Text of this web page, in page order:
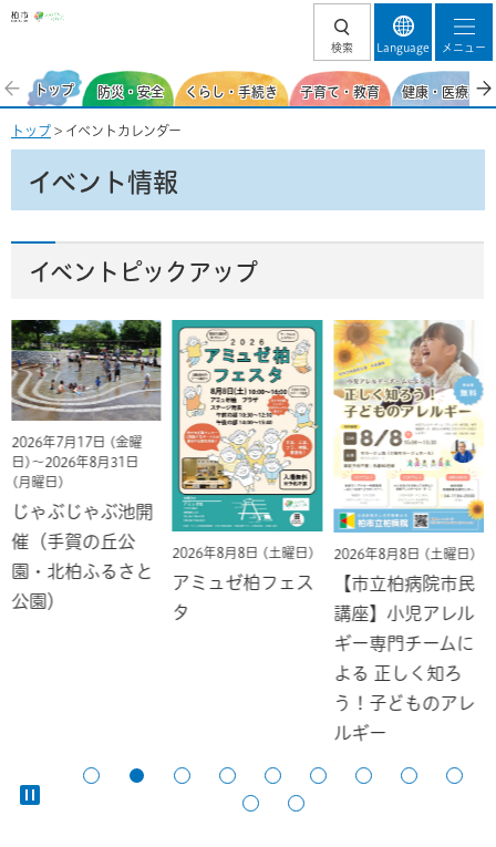
柏市
検索 Language メニュー
トップ 防災・安全 くらし・手続き 子育て・教育 健康・医療・
トップ > イベントカレンダー
イベント情報
イベントピックアップ
2026年7月17日 (金曜
日)～2026年8月31日
(月曜日)
じゃぶじゃぶ池開
催（手賀の丘公
園・北柏ふるさと
公園）
2026年8月8日 (土曜日)
アミュゼ柏フェス
タ
2026年8月8日 (土曜日)
【市立柏病院市民
講座】小児アレル
ギー専門チームに
よる 正しく知ろ
う！子どものアレ
ルギー